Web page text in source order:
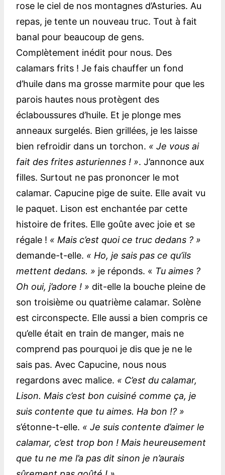
rose le ciel de nos montagnes d’Asturies. Au
repas, je tente un nouveau truc. Tout à fait
banal pour beaucoup de gens.
Complètement inédit pour nous. Des
calamars frits ! Je fais chauffer un fond
d’huile dans ma grosse marmite pour que les
parois hautes nous protègent des
éclaboussures d’huile. Et je plonge mes
anneaux surgelés. Bien grillées, je les laisse
bien refroidir dans un torchon. « Je vous ai
fait des frites asturiennes ! ». J’annonce aux
filles. Surtout ne pas prononcer le mot
calamar. Capucine pige de suite. Elle avait vu
le paquet. Lison est enchantée par cette
histoire de frites. Elle goûte avec joie et se
régale ! « Mais c’est quoi ce truc dedans ? »
demande-t-elle. « Ho, je sais pas ce qu’ils
mettent dedans. » je réponds. « Tu aimes ?
Oh oui, j’adore ! » dit-elle la bouche pleine de
son troisième ou quatrième calamar. Solène
est circonspecte. Elle aussi a bien compris ce
qu’elle était en train de manger, mais ne
comprend pas pourquoi je dis que je ne le
sais pas. Avec Capucine, nous nous
regardons avec malice. « C’est du calamar,
Lison. Mais c’est bon cuisiné comme ça, je
suis contente que tu aimes. Ha bon !? »
s’étonne-t-elle. « Je suis contente d’aimer le
calamar, c’est trop bon ! Mais heureusement
que tu ne me l’a pas dit sinon je n’aurais